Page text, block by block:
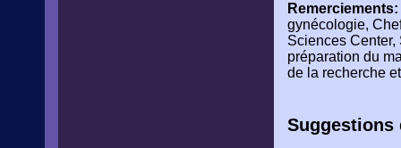
Remerciements:
gynécologie,
Sciences
préparation du
de la recherche
Suggestions